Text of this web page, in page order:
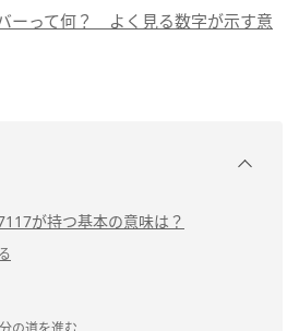
ーって何？ よく見る数字が示す意
が持つ基本の意味は？